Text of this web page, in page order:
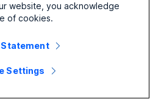
linku, používatelia musia
Webex, aby sa zmeny
website, you acknowledge
of cookies.
Statement
Settings